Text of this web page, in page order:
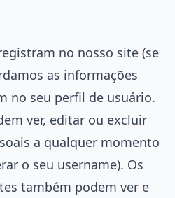
no nosso site (se
as informações
no seu perfil de usuário.
ver, editar ou excluir
a qualquer momento
o seu username). Os
também podem ver e